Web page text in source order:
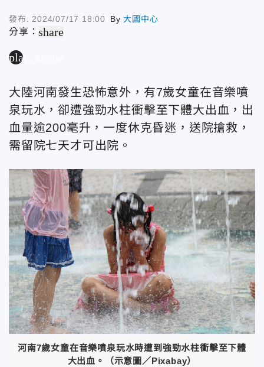
發布: 2024/07/17 18:00 By 大國中心
分享：share
play_arrow
大陸河南發生恐怖意外，有7歲女童在音樂噴
泉玩水，卻遭強勁水柱衝擊至下體大出血，出
血量逾200毫升，一度休克昏迷，送院搶救，
需留院七天才可出院。
河南7歲女童在音樂噴泉玩水時遭到強勁水柱衝擊至下體
大出血。（示意圖／Pixabay）